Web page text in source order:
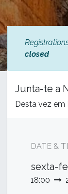
closed
Junta-te a
Desta vez em
DATE &
sexta-
18:00